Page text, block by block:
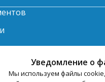
Уведомление о
Мы используем файлы